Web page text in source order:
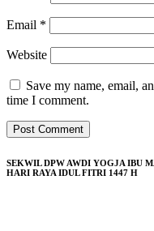
Email *
Website
Save my name, email,
time I comment.
SEKWIL DPW AWDI YOGJA IBU
HARI RAYA IDUL FITRI 1447 H